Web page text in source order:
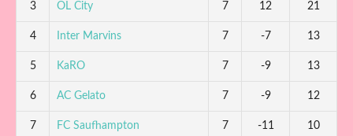
3 OL City 7 12 21
4 Inter Marvins 7 -7 13
5 KaRO 7 -9 13
6 AC Gelato 7 -9 12
7 FC Saufhampton 7 -11 10